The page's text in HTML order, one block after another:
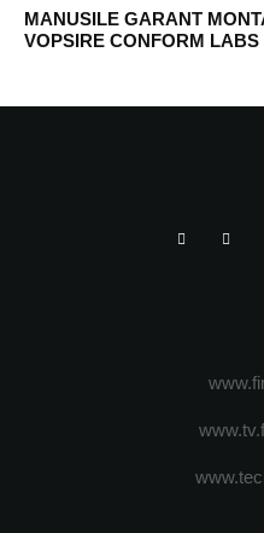
MANUSILE GARANT
VOPSIRE CONFORM LABS